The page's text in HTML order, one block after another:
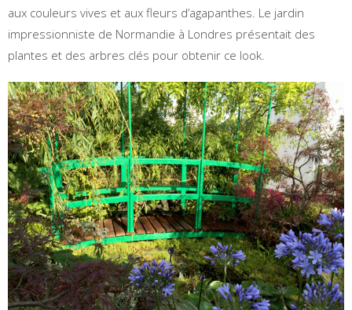
aux couleurs vives et aux fleurs d’agapanthes. Le jardin
impressionniste de Normandie à Londres présentait des
plantes et des arbres clés pour obtenir ce look.